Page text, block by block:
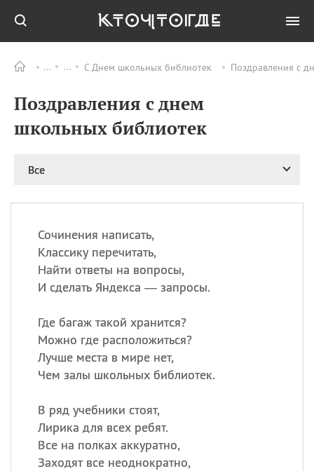
С Днем школьных библиотек Поздравления с
Поздравления с днем
школьных библиотек
Все
Сочинения написать,
Классику перечитать,
Найти ответы на вопросы,
И сделать Яндекса — запросы.
Где багаж такой хранится?
Можно где расположиться?
Лучше места в мире нет,
Чем залы школьных библиотек.
В ряд учебники стоят,
Лирика для всех ребят.
Все на полках аккуратно,
Заходят все неоднократно,
ПРАЗДНИКИ Все
09.08 День памяти жертв
бомбардировки
день
09.08
(Smokey Bear Day)
ИМЕНА
Сегодня празднуют именины
Сергей, Теодор,
Посмотреть значение
происхождение